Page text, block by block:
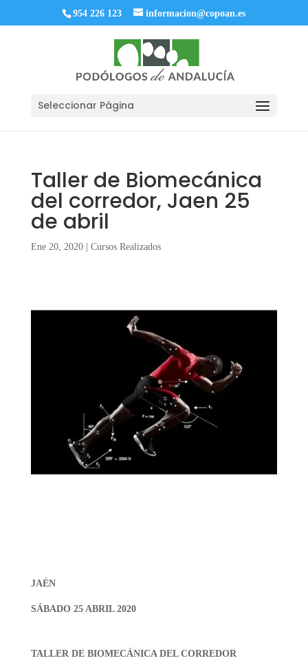
954 226 123 informacion@copoan.es
Seleccionar Página
Taller de Biomecánica
del corredor, Jaen 25
de abril
Ene 20, 2020| Cursos Realizados
JAÉN
SÁBADO 25 ABRIL 2020
TALLER DE BIOMECÁNICA DEL CORREDOR